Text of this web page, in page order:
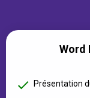
Word
Présentation